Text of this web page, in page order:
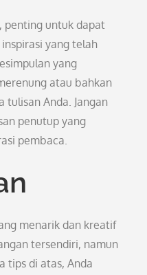
penting untuk dapat
yang telah
yang
atau bahkan
Anda. Jangan
penutup yang
pembaca.
menarik dan kreatif
tersendiri, namun
tips di atas, Anda